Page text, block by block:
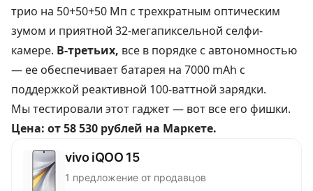
трио на 50+50+50 Мп с трехкратным оптическим
зумом и приятной 32-мегапиксельной селфи-
камере. В-третьих, все в порядке с автономностью
— ее обеспечивает батарея на 7000 mAh с
поддержкой реактивной 100-ваттной зарядки.
Мы тестировали этот гаджет — вот все его фишки.
Цена: от 58 530 рублей на Маркете.
vivo iQOO 15
1 предложение от продавцов